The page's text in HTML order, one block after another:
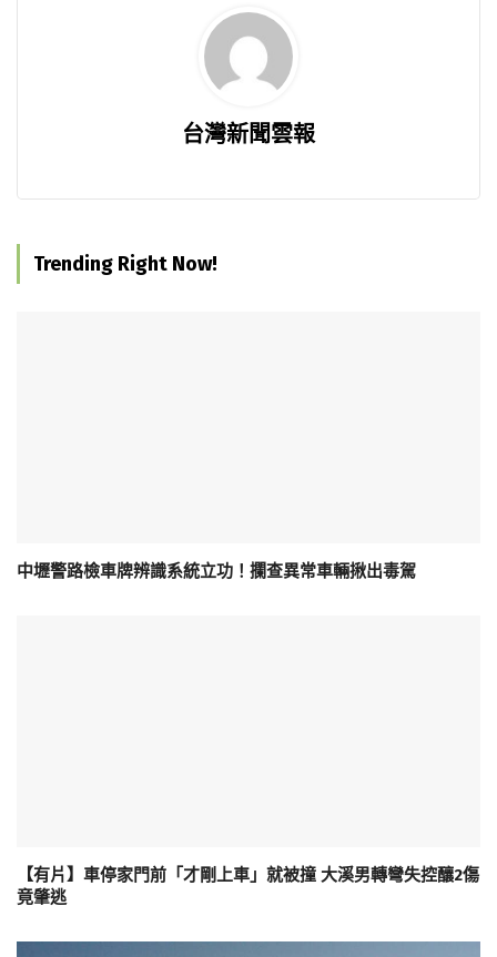
台灣新聞雲報
Trending Right Now!
中壢警路檢車牌辨識系統立功！攔查異常車輛揪出毒駕
【有片】車停家門前「才剛上車」就被撞 大溪男轉彎失控釀2傷
竟肇逃